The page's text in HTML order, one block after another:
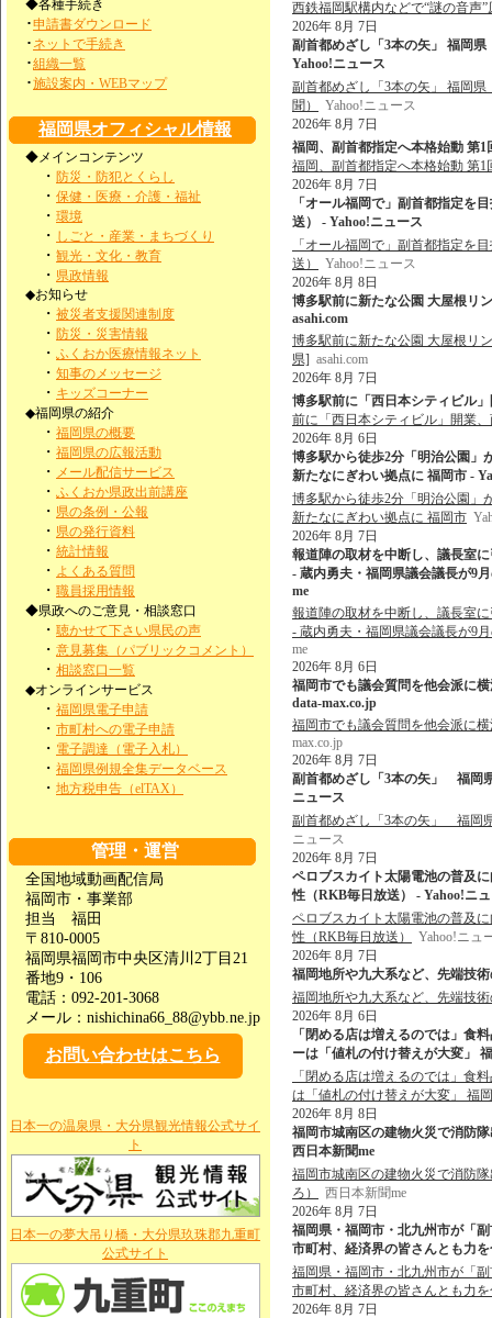
◆各種手続き
･申請書ダウンロード
･ ネットで手続き
･組織一覧
･施設案内・WEBマップ
福岡県オフィシャル情報
◆メインコンテンツ
・ 防災・防犯とくらし
・ 保健・医療・介護・福祉
・ 環境
・ しごと・産業・まちづくり
・ 観光・文化・教育
・ 県政情報
◆お知らせ
・ 被災者支援関連制度
・ 防災・災害情報
・ ふくおか医療情報ネット
・ 知事のメッセージ
・ キッズコーナー
◆福岡県の紹介
・ 福岡県の概要
・ 福岡県の広報活動
・ メール配信サービス
・ ふくおか県政出前講座
・ 県の条例・公報
・ 県の発行資料
・ 統計情報
・ よくある質問
・ 職員採用情報
◆県政へのご意見・相談窓口
・ 聴かせて下さい県民の声
・ 意見募集（パブリックコメント）
・ 相談窓口一覧
◆オンラインサービス
・ 福岡県電子申請
・ 市町村への電子申請
・ 電子調達（電子入札）
・ 福岡県例規全集データベース
・ 地方税申告（elTAX）
管理・運営
全国地域動画配信局
福岡市・事業部
担当 福田
〒810-0005
福岡県福岡市中央区清川2丁目21
番地9・106
電話：092-201-3068
メール：nishichina66_88@ybb.ne.jp
お問い合わせはこちら
日本一の温泉県・大分県観光情報公式サイ
ト
日本一の夢大吊り橋・大分県玖珠郡九重町
公式サイト
西鉄福岡駅構内などで“謎の音声
2026年 8月 7日
副首都めざし「3本の矢」 福岡
Yahoo!ニュース
副首都めざし「3本の矢」 福岡
聞）
Yahoo!ニュース
2026年 8月 7日
福岡、副首都指定へ本格始動 第
福岡、副首都指定へ本格始動 第
2026年 8月 7日
「オール福岡で」副首都指定を
送） - Yahoo!ニュース
「オール福岡で」副首都指定を
送）
Yahoo!ニュース
2026年 8月 8日
博多駅前に新たな公園 大屋根リ
asahi.com
博多駅前に新たな公園 大屋根リ
県] asahi.com
2026年 8月 7日
博多駅前に「西日本シティビル
前に「西日本シティビル」開業
2026年 8月 6日
博多駅から徒歩2分「明治公園」
新たなにぎわい拠点に 福岡市 -
博多駅から徒歩2分「明治公園」
新たなにぎわい拠点に 福岡市
2026年 8月 7日
報道陣の取材を中断し、議長室
- 蔵内勇夫・福岡県議会議長が9
me
報道陣の取材を中断し、議長室
- 蔵内勇夫・福岡県議会議長が9
me
2026年 8月 6日
福岡市でも議会質問を他会派に
data-max.co.jp
福岡市でも議会質問を他会派に
max.co.jp
2026年 8月 7日
副首都めざし「3本の矢」 福岡
ニュース
副首都めざし「3本の矢」 福岡
ニュース
2026年 8月 7日
ペロブスカイト太陽電池の普及
性（RKB毎日放送） - Yahoo!ニ
ペロブスカイト太陽電池の普及
性（RKB毎日放送）
Yahoo!ニュ
2026年 8月 7日
福岡地所や九大系など、先端技
福岡地所や九大系など、先端技
2026年 8月 6日
「閉める店は増えるのでは」食
ーは「値札の付け替えが大変」
「閉める店は増えるのでは」食
は「値札の付け替えが大変」 福岡
2026年 8月 8日
福岡市城南区の建物火災で消防
西日本新聞me
福岡市城南区の建物火災で消防
ろ）
西日本新聞me
2026年 8月 7日
福岡県・福岡市・北九州市が「
市町村、経済界の皆さんとも力
福岡県・福岡市・北九州市が「
市町村、経済界の皆さんとも力
2026年 8月 7日